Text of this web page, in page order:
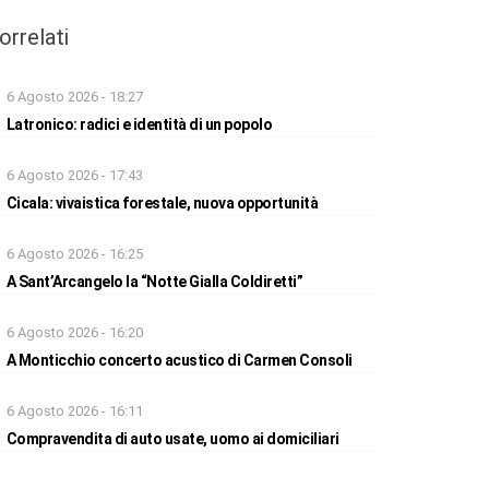
6 Agosto 2026 - 18:27
Latronico: radici e identità di un popolo
6 Agosto 2026 - 17:43
Cicala: vivaistica forestale, nuova opportunità
6 Agosto 2026 - 16:25
A Sant’Arcangelo la “Notte Gialla Coldiretti”
6 Agosto 2026 - 16:20
A Monticchio concerto acustico di Carmen Consoli
6 Agosto 2026 - 16:11
Compravendita di auto usate, uomo ai domiciliari